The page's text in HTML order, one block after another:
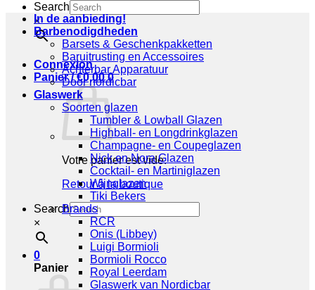
Search
×
Connexion
Panier /€0,00 0
Votre panier est vide.
Retour à la boutique
Search
×
0
Panier
In de aanbieding!
Barbenodigdheden
Barsets & Geschenkpakketten
Baruitrusting en Accessoires
Achterbar Apparatuur
Door nordicbar
Glaswerk
Soorten glazen
Tumbler & Lowball Glazen
Highball- en Longdrinkglazen
Champagne- en Coupeglazen
Nick en Nora Glazen
Cocktail- en Martiniglazen
Wijnglazen
Tiki Bekers
Brands
RCR
Onis (Libbey)
Luigi Bormioli
Bormioli Rocco
Royal Leerdam
Glaswerk van Nordicbar